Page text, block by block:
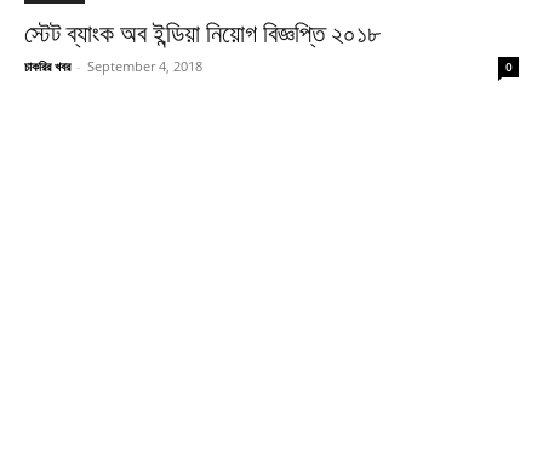
স্টেট ব্যাংক অব ইন্ডিয়া নিয়োগ বিজ্ঞপ্তি ২০১৮
চাকরির খবর - September 4, 2018 0